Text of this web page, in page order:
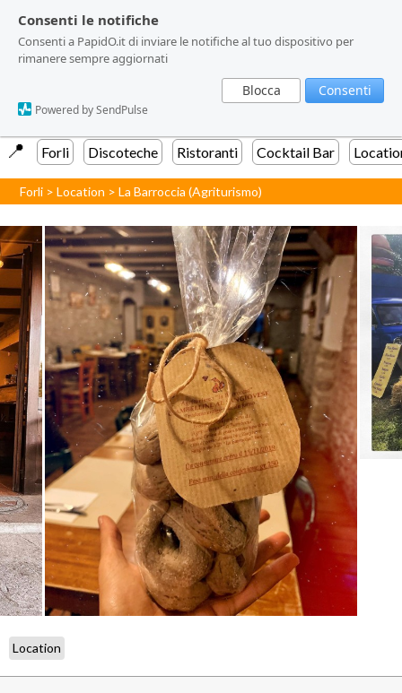
Consenti le notifiche
Consenti a PapidO.it di inviare le notifiche al tuo dispositivo per
rimanere sempre aggiornati
Blocca Consenti
Powered by SendPulse
Consenti le notifiche
Consenti a PapidO.it di inviare le notifiche al tuo dispositivo per
rimanere sempre aggiornati
Blocca Consenti
Powered by SendPulse
📍️ Forli Discoteche Ristoranti Cocktail Bar
Forli >Location >La Barroccia (Agriturismo)
Location